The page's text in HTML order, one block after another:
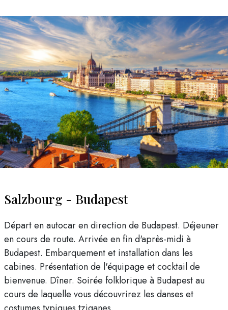
Salzbourg - Budapest
Départ en autocar en direction de Budapest. Déjeuner
en cours de route. Arrivée en fin d'après-midi à
Budapest. Embarquement et installation dans les
cabines. Présentation de l'équipage et cocktail de
bienvenue. Dîner. Soirée folklorique à Budapest au
cours de laquelle vous découvrirez les danses et